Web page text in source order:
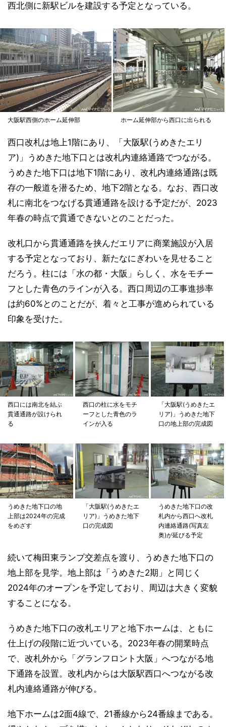
西北側に新駅ビルを建設する予定となっている。
大阪駅西側のホーム延伸部 ホーム延伸部から西口に出られる
西口改札は地上1階にあり、「大阪駅(うめきたエリ
ア)」うめきた地下口とは改札内連絡通路でつながる。
うめきた地下口は地下1階にあり、改札内連絡通路は既
存の一般道を潜るため、地下2階となる。なお、西口改
札に南北をつなげる貫通通路を設ける予定だが、2023
年春の時点で貫通できないとのことだった。
改札口から貫通通路を挟んだエリアに商業施設が入居
する予定となっており、新たなにぎわいを見せること
だろう。柱には「水の都・大阪」らしく、水をモチー
フとした青色のラインが入る。西口周辺の工事進捗率
は約60%とのことだが、着々と工事が進められている
印象を受けた。
西口には南北を結ぶ
貫通通路が設けられ
る
西口の柱に水をモチ
ーフとした青色のラ
インが入る
「大阪駅(うめきたエ
リア)」うめきた地下
口の地上部の完成図
うめきた地下口の地
上部は2024年の完成
をめざす
「大阪駅(うめきたエ
リア)」うめきた地下
口の完成図
うめきた地下口の改
札内から西口へ改札
内連絡通路(写真左
奥)が延びる予定
続いて梅田東ランプ交差点を渡り、うめきた地下口の
地上部を見学。地上部は「うめきた2期」と同じく
2024年のオープンを予定しており、周辺は大きく変貌
することになる。
うめきた地下口の改札エリアと地下ホームは、ともに
仕上げの段階に近づいている。2023年春の開業時点
で、改札外から「グランフロント大阪」へつながる地
下通路を設置。改札内からは大阪駅西口へつながる改
札内連絡通路が伸びる。
地下ホームは2面4線で、21番線から24番線まである。